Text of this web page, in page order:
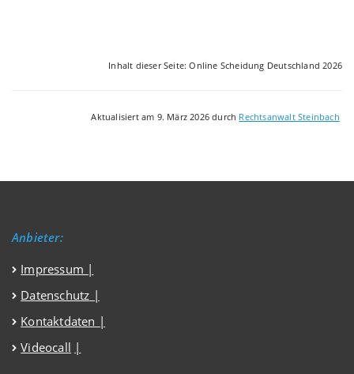
Inhalt dieser Seite: Online Scheidung Deutschland 2026
Aktualisiert am 9. März 2026 durch Rechtsanwalt Steinbach
Anbieter:
Impressum |
Datenschutz |
Kontaktdaten |
Videocall |